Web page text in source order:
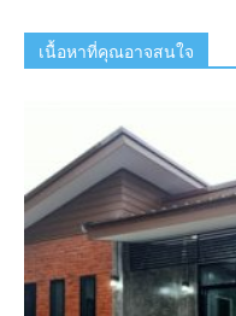
เนื้อหาที่คุณอาจสนใจ